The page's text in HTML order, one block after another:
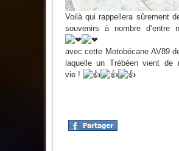
Voilà qui rappellera sûrement
souvenirs à nombre d’entre
avec cette Motobécane AV89
laquelle un Trébéen vient de
vie !